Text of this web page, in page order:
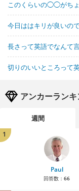
このくらいの◯◯がち
今日ははキリが良いの
長さって英語でなんて
切りのいいところって
アンカーラン
週間
1
Paul
回答数： 66